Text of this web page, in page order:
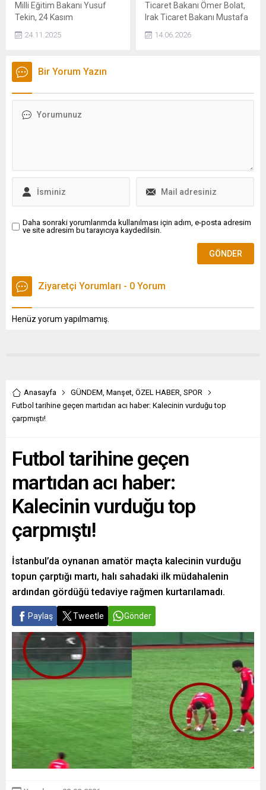
Milli Eğitim Bakanı Yusuf
Tekin, 24 Kasım
nedeniyle mesleğe yeni
kıdemli ve emekli
öğretmenlere özel kutlamalı
24.11.2025
Ticaret Bakanı Ömer Bolat,
Irak Ticaret Bakanı Mustafa
görüşmesi yaparak
14.06.2026
Bir Yorum Yazın
Daha sonraki yorumlarımda kullanılması için adım, e-posta adresim
ve site adresim bu tarayıcıya kaydedilsin.
Ziyaretçi Yorumları - 0 Yorum
Henüz yorum yapılmamış.
Anasayfa GÜNDEM, Manşet, ÖZEL HABER, SPOR
Futbol tarihine geçen martıdan acı haber: Kalecinin vurduğu top
çarpmıştı!
Futbol tarihine geçen
martıdan acı haber:
Kalecinin vurduğu top
çarpmıştı!
İstanbul’da oynanan amatör maçta kalecinin vurduğu
topun çarptığı martı, halı sahadaki ilk müdahalenin
ardından gördüğü tedaviye rağmen kurtarılamadı.
Paylaş Tweetle Gönder